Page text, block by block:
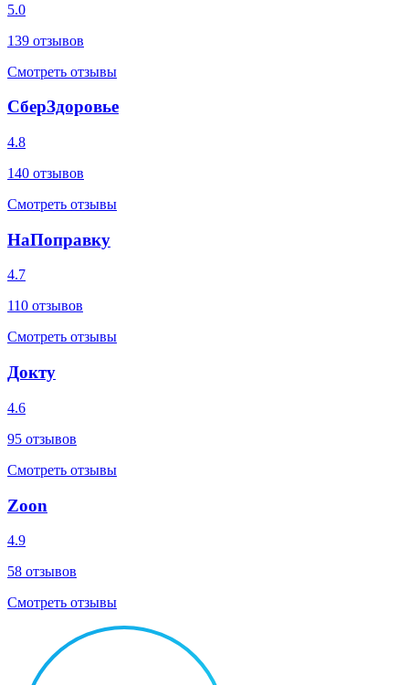
5.0
139 отзывов
Смотреть отзывы
СберЗдоровье
4.8
140 отзывов
Смотреть отзывы
НаПоправку
4.7
110 отзывов
Смотреть отзывы
Докту
4.6
95 отзывов
Смотреть отзывы
Zoon
4.9
58 отзывов
Смотреть отзывы